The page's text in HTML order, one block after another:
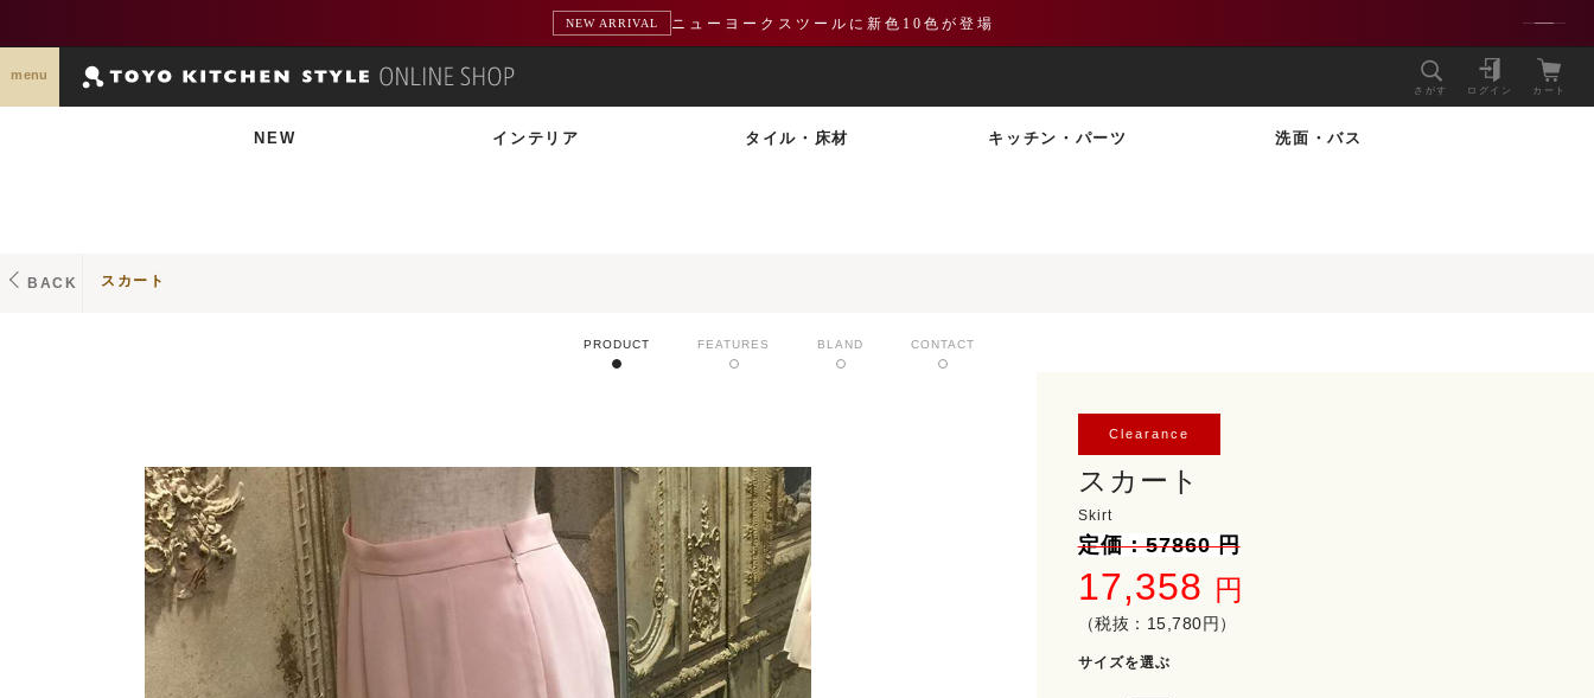
NEW ARRIVAL ニューヨークスツールに新色10色が登場
menu
さがす ログイン カート
NEW インテリア タイル・床材 キッチン・パーツ 洗面・バス
BACK スカート
PRODUCT FEATURES BLAND CONTACT
Clearance
スカート
Skirt
定価：57860 円
17,358 円
（税抜：15,780円）
サイズを選ぶ